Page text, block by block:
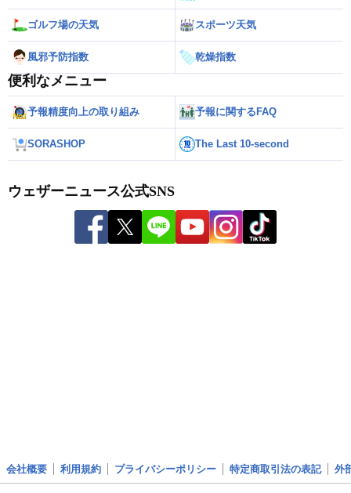
ゴルフ場の天気 スポーツ天気
風邪予防指数 乾燥指数
便利なメニュー
予報精度向上の取り組み 予報に関するFAQ
SORASHOP The Last 10-second
ウェザーニュース公式SNS
会社概要 利用規約 プライバシーポリシー 特定商取引法の表記 外